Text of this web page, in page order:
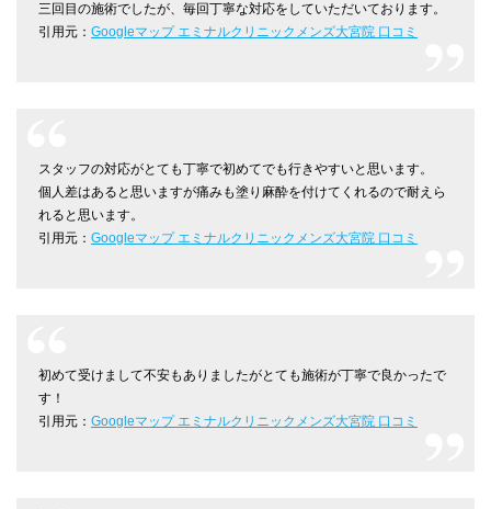
三回目の施術でしたが、毎回丁寧な対応をしていただいております。
引用元： Googleマップ エミナルクリニックメンズ大宮院 口コミ
スタッフの対応がとても丁寧で初めてでも行きやすいと思います。
個人差はあると思いますが痛みも塗り麻酔を付けてくれるので耐えら
れると思います。
引用元： Googleマップ エミナルクリニックメンズ大宮院 口コミ
初めて受けまして不安もありましたがとても施術が丁寧で良かったで
す！
引用元： Googleマップ エミナルクリニックメンズ大宮院 口コミ